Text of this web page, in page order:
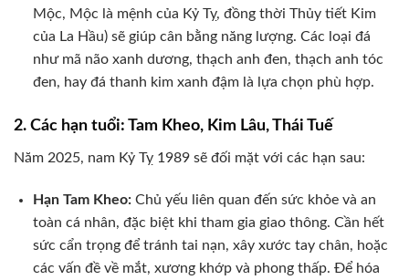
Mộc, Mộc là mệnh của Kỷ Tỵ, đồng thời Thủy tiết Kim
của La Hầu) sẽ giúp cân bằng năng lượng. Các loại đá
như mã não xanh dương, thạch anh đen, thạch anh tóc
đen, hay đá thanh kim xanh đậm là lựa chọn phù hợp.
2. Các hạn tuổi: Tam Kheo, Kim Lâu, Thái Tuế
Năm 2025, nam Kỷ Tỵ 1989 sẽ đối mặt với các hạn sau:
Hạn Tam Kheo:Chủ yếu liên quan đến sức khỏe và an
toàn cá nhân, đặc biệt khi tham gia giao thông. Cần hết
sức cẩn trọng để tránh tai nạn, xây xước tay chân, hoặc
các vấn đề về mắt, xương khớp và phong thấp. Để hóa